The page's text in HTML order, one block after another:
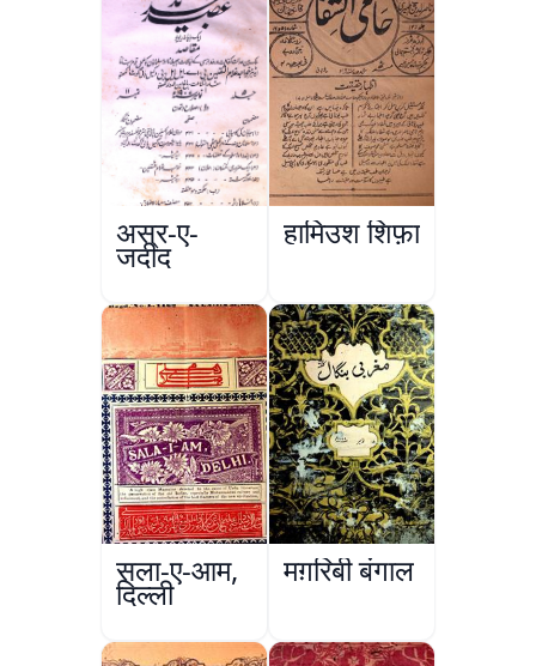
अस्र-ए-
जदीद
हामिउश शिफ़ा
सला-ए-आम,
दिल्ली
मग़रिबी बंगाल